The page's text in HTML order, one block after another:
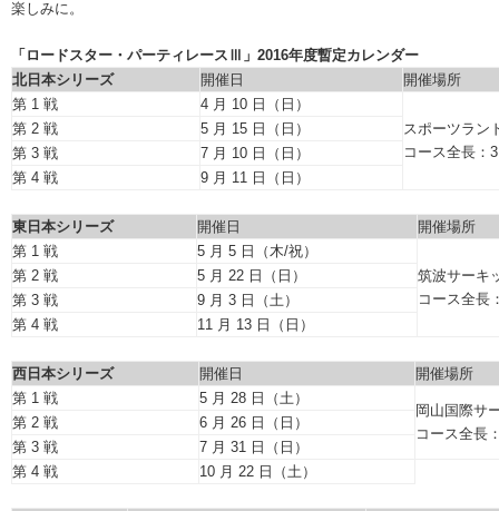
楽しみに。
「ロードスター・パーティレースⅢ」2016年度暫定カレンダー
北日本シリーズ
開催日
開催場所
第 1 戦
4 月 10 日（日）
スポーツラン
コース全長：
第 2 戦
5 月 15 日（日）
第 3 戦
7 月 10 日（日）
第 4 戦
9 月 11 日（日）
東日本シリーズ 開催日
開催場所
第 1 戦
5 月 5 日（木/祝）
筑波サーキ
コース全長
第 2 戦
5 月 22 日（日）
第 3 戦
9 月 3 日（土）
第 4 戦
11 月 13 日（日）
西日本シリーズ 開催日
開催場所
第 1 戦
5 月 28 日（土）
岡山国際サ
コース全長
第 2 戦
6 月 26 日（日）
第 3 戦
7 月 31 日（日）
第 4 戦
10 月 22 日（土）